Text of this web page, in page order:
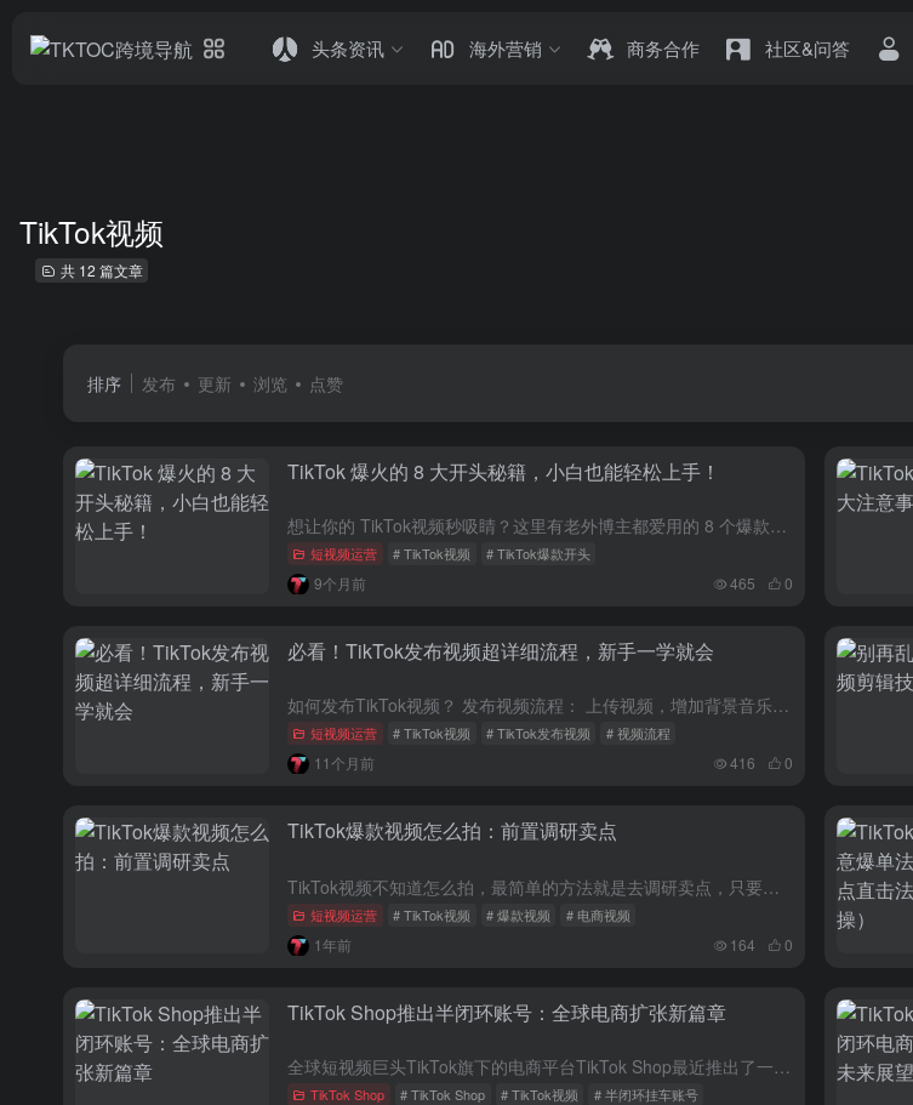
头条资讯 海外营销 商务合作 社区&问答
TikTok视频
共 12 篇文章
排序 发布 更新 浏览 点赞
TikTok 爆火的 8 大开头秘籍，小白也能轻松上手！
想让你的 TikTok视频秒吸睛？这里有老外博主都爱用的 8 个爆款开头，涵盖痛点解决、情感共鸣、泛流量吸睛三大类，各种产品都适配，直接套用超省心，赶紧码住！ 是不是为了 TikTok 视频的开头绞尽...
短视频运营 # TikTok视频 # TikTok爆款开头
9个月前 465 0
必看！TikTok发布视频超详细流程，新手一学就会
如何发布TikTok视频？ 发布视频流程： 上传视频，增加背景音乐，道具/文字/贴纸（可选），文案，标签，封面，参数，同步分享，最后点Post发布。 （一）上传视频 打开TikTok，点最下面的按钮...
短视频运营 # TikTok视频 # TikTok发布视频 # 视频流程
11个月前 416 0
TikTok爆款视频怎么拍：前置调研卖点
TikTok视频不知道怎么拍，最简单的方法就是去调研卖点，只要把你调研出来的卖点放在前三秒，就算是给你几百播放，也都是些想买单的潜在客户，你可以从这些地方去找卖点： #亚马逊 #instagram ...
短视频运营 # TikTok视频 # 爆款视频 # 电商视频
1年前 164 0
TikTok Shop推出半闭环账号：全球电商扩张新篇章
全球短视频巨头TikTok旗下的电商平台TikTok Shop最近推出了一项新功能——半闭环挂车账号，这一创新举措标志着TikTok Shop在全球市场扩张上迈出了重要一步。目前，这一功能正在德国、法...
TikTok Shop # TikTok Shop # TikTok视频 # 半闭环挂车账号